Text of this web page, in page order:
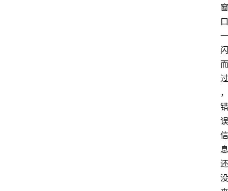
窗
口
一
闪
而
过
，
错
误
信
息
还
没